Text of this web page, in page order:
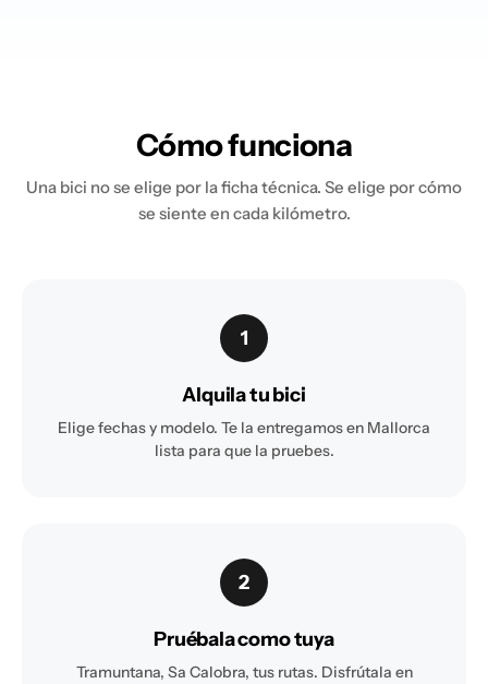
Cómo funciona
Una bici no se elige por la ficha técnica. Se elige por cómo
se siente en cada kilómetro.
1
Alquila tu bici
Elige fechas y modelo. Te la entregamos en Mallorca
lista para que la pruebes.
2
Pruébala como tuya
Tramuntana, Sa Calobra, tus rutas. Disfrútala en